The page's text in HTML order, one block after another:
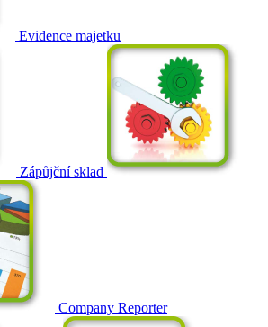
Evidence majetku
Zápůjční sklad
Company Reporter